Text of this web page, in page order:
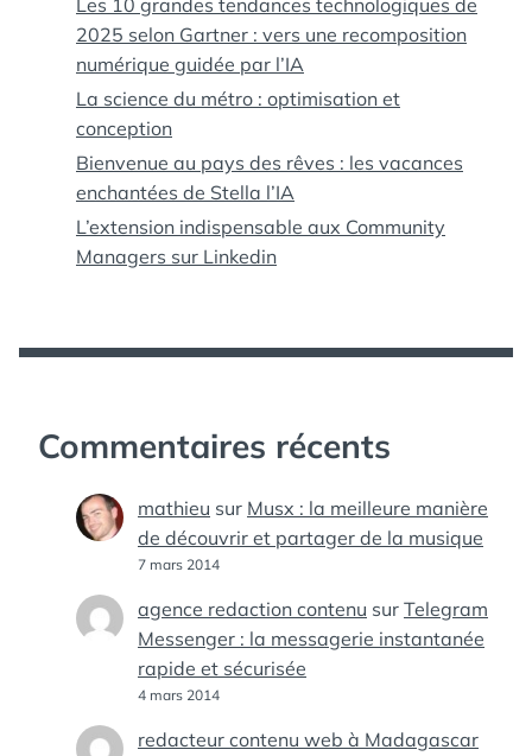
Les 10 grandes tendances technologiques de
2025 selon Gartner : vers une recomposition
numérique guidée par l’IA
La science du métro : optimisation et
conception
Bienvenue au pays des rêves : les vacances
enchantées de Stella l’IA
L’extension indispensable aux Community
Managers sur Linkedin
Commentaires récents
mathieu sur Musx : la meilleure manière
de découvrir et partager de la musique
7 mars 2014
agence redaction contenu sur Telegram
Messenger : la messagerie instantanée
rapide et sécurisée
4 mars 2014
redacteur contenu web à Madagascar